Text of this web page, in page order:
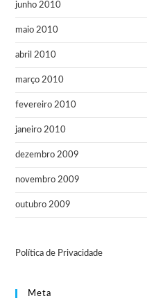
junho 2010
maio 2010
abril 2010
março 2010
fevereiro 2010
janeiro 2010
dezembro 2009
novembro 2009
outubro 2009
Política de Privacidade
Meta